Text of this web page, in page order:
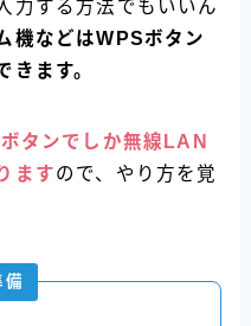
力する方法でもいいん
機などはWPSボタン
きます。
タンでしか無線LAN
ますので、やり方を覚
備